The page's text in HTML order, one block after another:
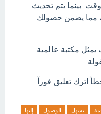
بينما يتم تحديث
مما يضمن حصولك
يمثل مكتبة عالمية
اترك تعليق فورآ.
يسهل الوصول
إليها